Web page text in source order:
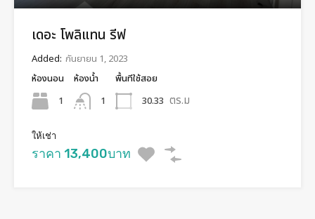
เดอะ โพลิแทน รีฟ
Added: กันยายน 1, 2023
ห้องนอน
1
ห้องน้ำ
1
พื้นทีใช้สอย
30.33 ตร.ม
ให้เช่า
ราคา 13,400บาท